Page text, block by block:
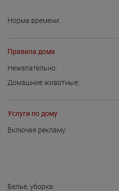
Норма времени:
Правила дома
Нежелательно:
Домашние животные:
Услуги по дому
Включая рекламу:
Белье, уборка: